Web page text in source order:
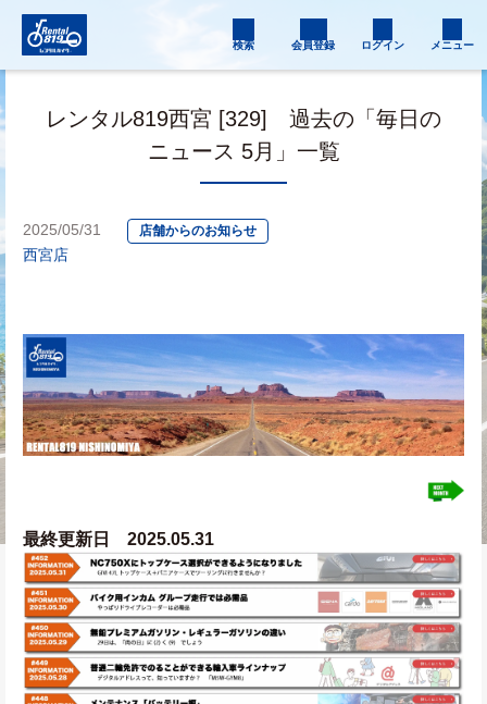
検索 会員登録 ログイン メニュー
レンタル819西宮 [329] 過去の「毎日の
ニュース 5月」一覧
2025/05/31 店舗からのお知らせ
西宮店
最終更新日　2025.05.31